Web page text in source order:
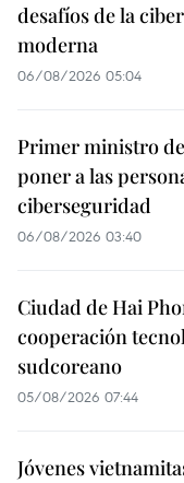
desafíos de la
moderna
06/08/2026 05:04
Primer ministro
poner a las
ciberseguridad
06/08/2026 03:40
Ciudad de Hai
cooperación
sudcoreano
05/08/2026 07:44
Jóvenes